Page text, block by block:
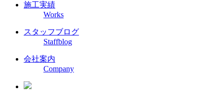
施工実績
Works
スタッフブログ
Staffblog
会社案内
Company